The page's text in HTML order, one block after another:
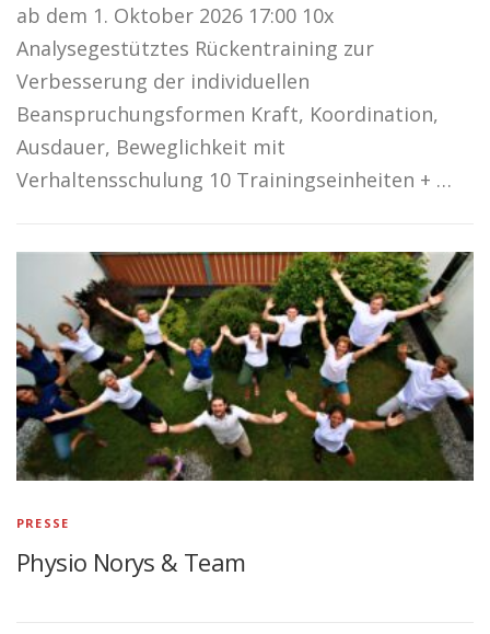
ab dem 1. Oktober 2026 17:00 10x
Analysegestütztes Rückentraining zur
Verbesserung der individuellen
Beanspruchungsformen Kraft, Koordination,
Ausdauer, Beweglichkeit mit
Verhaltensschulung 10 Trainingseinheiten + …
PRESSE
Physio Norys & Team